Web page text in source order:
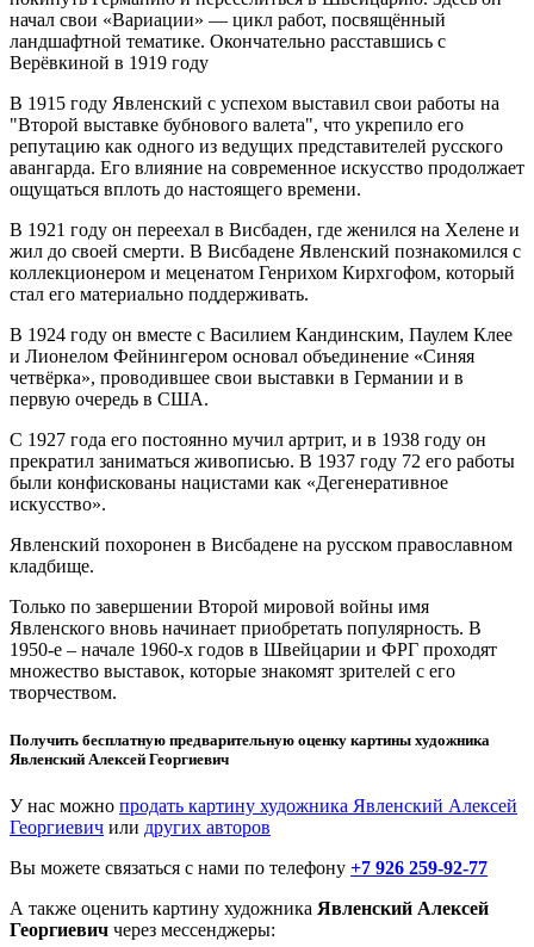
начал свои «Вариации» — цикл работ, посвящённый
ландшафтной тематике. Окончательно расставшись с
Верёвкиной в 1919 году
В 1915 году Явленский с успехом выставил свои работы на
"Второй выставке бубнового валета", что укрепило его
репутацию как одного из ведущих представителей русского
авангарда. Его влияние на современное искусство продолжает
ощущаться вплоть до настоящего времени.
В 1921 году он переехал в Висбаден, где женился на Хелене и
жил до своей смерти. В Висбадене Явленский познакомился с
коллекционером и меценатом Генрихом Кирхгофом, который
стал его материально поддерживать.
В 1924 году он вместе с Василием Кандинским, Паулем Клее
и Лионелом Фейнингером основал объединение «Синяя
четвёрка», проводившее свои выставки в Германии и в
первую очередь в США.
С 1927 года его постоянно мучил артрит, и в 1938 году он
прекратил заниматься живописью. В 1937 году 72 его работы
были конфискованы нацистами как «Дегенеративное
искусство».
Явленский похоронен в Висбадене на русском православном
кладбище.
Только по завершении Второй мировой войны имя
Явленского вновь начинает приобретать популярность. В
1950-е – начале 1960-х годов в Швейцарии и ФРГ проходят
множество выставок, которые знакомят зрителей с его
творчеством.
Получить бесплатную предварительную оценку картины художника
Явленский Алексей Георгиевич
У нас можно продать картину художника Явленский Алексей
Георгиевич или других авторов
Вы можете связаться с нами по телефону +7 926 259-92-77
А также оценить картину художника Явленский Алексей
Георгиевич через мессенджеры: